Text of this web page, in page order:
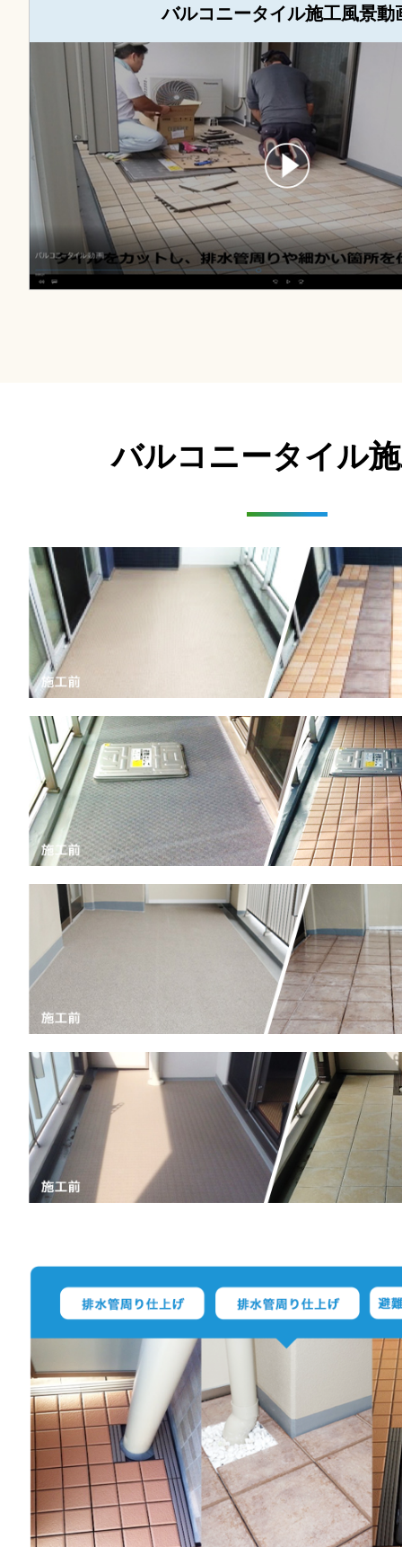
バルコニータイル施工風景動
バルコニータイル